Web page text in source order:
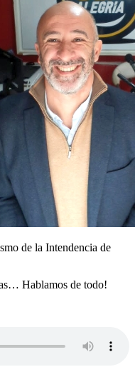
de la Intendencia de
Hablamos de todo!